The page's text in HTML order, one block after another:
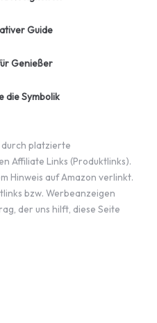
Guide
Genießer
die Symbolik
platzierte
Affiliate Links (Produktlinks).
Hinweis auf Amazon verlinkt.
bzw. Werbeanzeigen
der uns hilft, diese Seite